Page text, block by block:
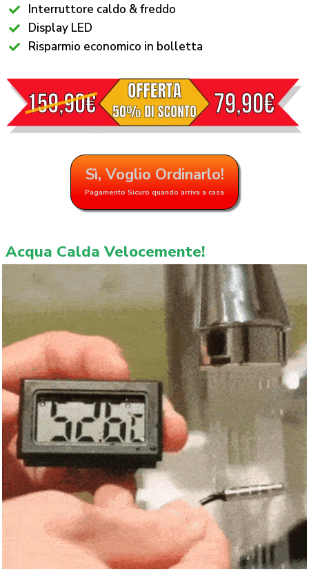
Interruttore caldo & freddo
Display LED
Risparmio economico in bolletta
Sì, Voglio Ordinarlo!
Pagamento Sicuro quando arriva a casa
Acqua Calda Velocemente!